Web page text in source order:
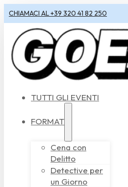
CHIAMACI AL +39 320 41 82 250
TUTTI GLI EVENTI
FORMAT
Cena con
Delitto
Detective per
un Giorno